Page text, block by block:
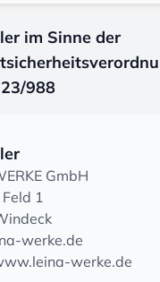
im Sinne der
988
GmbH
1
werke.de
werke.de